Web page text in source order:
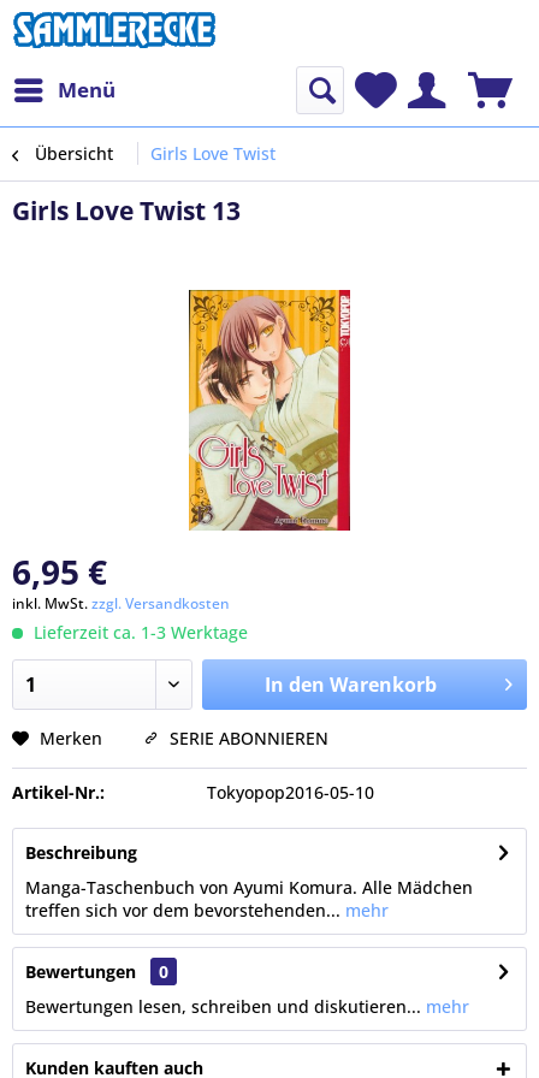
Menü
Übersicht Girls Love Twist
Girls Love Twist 13
6,95 €
inkl. MwSt.zzgl. Versandkosten
Lieferzeit ca. 1-3 Werktage
In den Warenkorb
Merken SERIE ABONNIEREN
Artikel-Nr.: Tokyopop2016-05-10
Beschreibung
Manga-Taschenbuch von Ayumi Komura. Alle Mädchen
treffen sich vor dem bevorstehenden... mehr
Bewertungen
0
Bewertungen lesen, schreiben und diskutieren... mehr
Kunden kauften auch